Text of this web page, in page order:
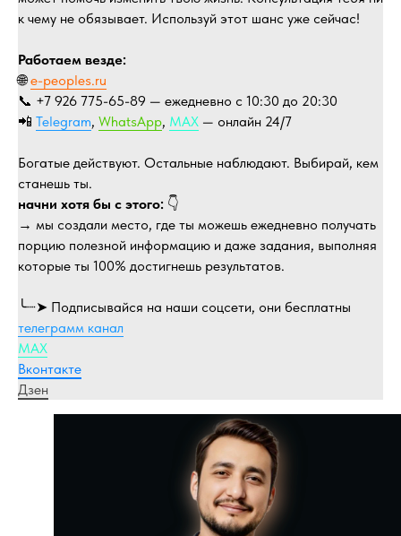
к чему не обязывает. Используй этот шанс уже сейчас!
Работаем везде:
🌐e-peoples.ru
📞 +7 926 775-65-89 — ежедневно с 10:30 до 20:30
📲 Telegram, WhatsApp, MAX — онлайн 24/7
Богатые действуют. Остальные наблюдают. Выбирай, кем
станешь ты.
начни хотя бы с этого: 👇
→ мы создали место, где ты можешь ежедневно получать
порцию полезной информацию и даже задания, выполняя
которые ты 100% достигнешь результатов.
╰┈➤ Подписывайся на наши соцсети, они бесплатны
телеграмм канал
МАХ
Вконтакте
Дзен